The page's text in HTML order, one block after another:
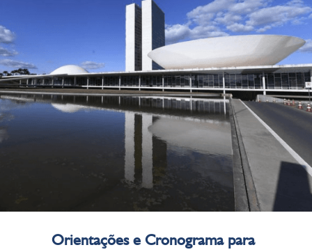
Orientações e Cronograma para